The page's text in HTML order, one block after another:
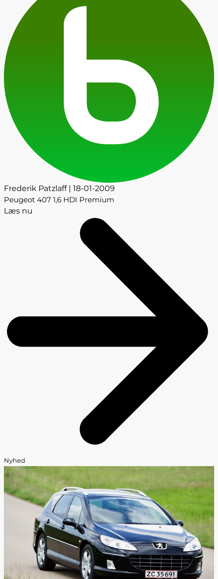
Frederik Patzlaff | 18-01-2009
Peugeot 407 1,6 HDI Premium
Læs nu
Nyhed